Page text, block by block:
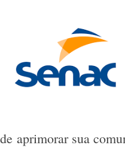
de aprimorar sua